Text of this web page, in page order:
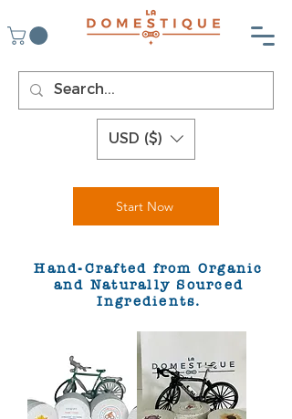
USD ($)
Start Now
Hand-Crafted from Organic
and Naturally Sourced
Ingredients.